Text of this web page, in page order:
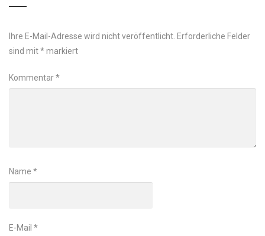
Ihre E-Mail-Adresse wird nicht veröffentlicht. Erforderliche Felder
sind mit*markiert
Kommentar*
Name *
E-Mail *